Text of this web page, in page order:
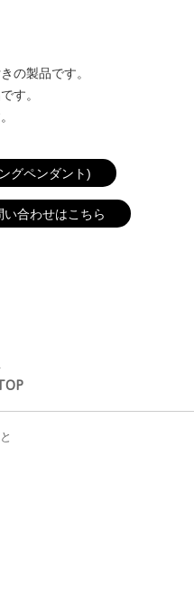
の製品です。
す。
グペンダント)
合わせはこちら